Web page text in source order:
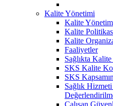
Kalite Yönetimi
Kalite Yönetim
Kalite
Kalite
Faaliyetler
Sağlıkta Kalite
SKS Kalite
SKS
Sağlık
Çalışan